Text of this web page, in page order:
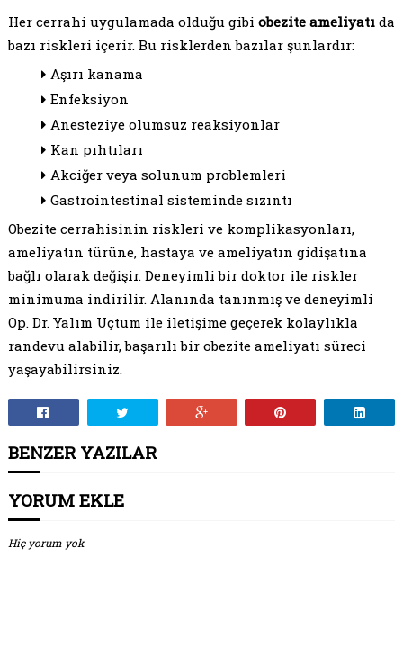
Her cerrahi uygulamada olduğu gibi obezite ameliyatıda
bazı riskleri içerir. Bu risklerden bazılar şunlardır:
Aşırı kanama
Enfeksiyon
Anesteziye olumsuz reaksiyonlar
Kan pıhtıları
Akciğer veya solunum problemleri
Gastrointestinal sisteminde sızıntı
Obezite cerrahisinin riskleri ve komplikasyonları,
ameliyatın türüne, hastaya ve ameliyatın gidişatına
bağlı olarak değişir. Deneyimli bir doktor ile riskler
minimuma indirilir. Alanında tanınmış ve deneyimli
Op. Dr. Yalım Uçtum ile iletişime geçerek kolaylıkla
randevu alabilir, başarılı bir obezite ameliyatı süreci
yaşayabilirsiniz.
BENZER YAZILAR
YORUM EKLE
Hiç yorum yok